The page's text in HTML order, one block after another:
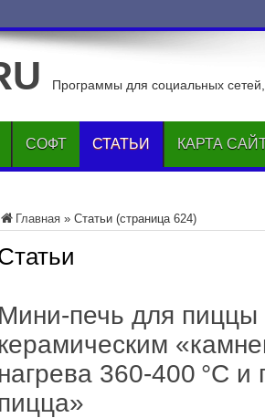
на нижние по
Программы для социальных
СОФТ СТАТЬИ КАРТА
Главная » Статьи (страница 624)
Мини-печь для пиццы
керамическим
нагрева 360-400 °C и
пицца»